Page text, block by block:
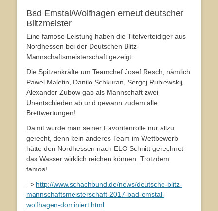
Bad Emstal/Wolfhagen erneut deutscher
Blitzmeister
Eine famose Leistung haben die Titelverteidiger aus
Nordhessen bei der Deutschen Blitz-
Mannschaftsmeisterschaft gezeigt.
Die Spitzenkräfte um Teamchef Josef Resch, nämlich
Pawel Maletin, Danilo Schkuran, Sergej Rublewskij,
Alexander Zubow gab als Mannschaft zwei
Unentschieden ab und gewann zudem alle
Brettwertungen!
Damit wurde man seiner Favoritenrolle nur allzu
gerecht, denn kein anderes Team im Wettbewerb
hätte den Nordhessen nach ELO Schnitt gerechnet
das Wasser wirklich reichen können. Trotzdem:
famos!
–> http://www.schachbund.de/news/deutsche-blitz-
mannschaftsmeisterschaft-2017-bad-emstal-
wolfhagen-dominiert.html